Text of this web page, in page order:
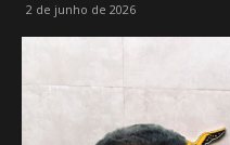
2 de junho de 2026